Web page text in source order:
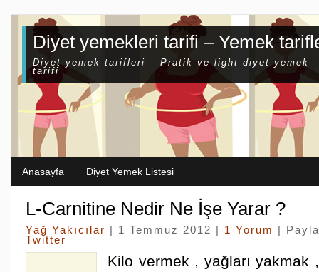
Diyet yemekleri tarifi – Yemek
Diyet yemek tarifleri – Pratik ve light diyet yemek
tarifi
Anasayfa Diyet Yemek Listesi
L-Carnitine Nedir Ne İşe Yarar ?
Yağ Yakıcılar | 1 Temmuz 2012 | 1 Yorum
|
Twitter
Kilo vermek , yağları yakmak